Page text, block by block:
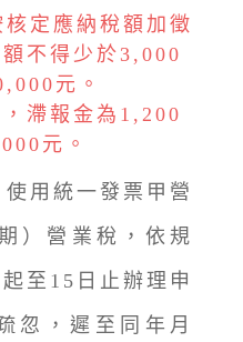
定應納稅額加徵
不得少於3,000
元。
滯報金為1,200
元。
用統一發票甲營
）營業稅，依規
至15日止辦理申
忽，遲至同年月